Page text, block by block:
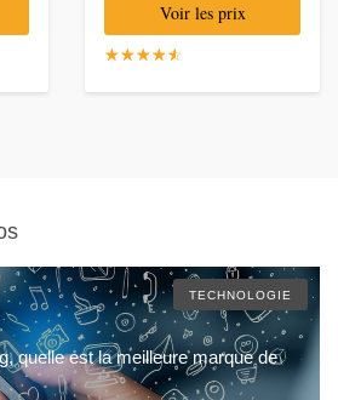
Voir les prix
☆☆☆☆☆
★★★★★
TECHNOLOGIE
quelle est la meilleure marque de